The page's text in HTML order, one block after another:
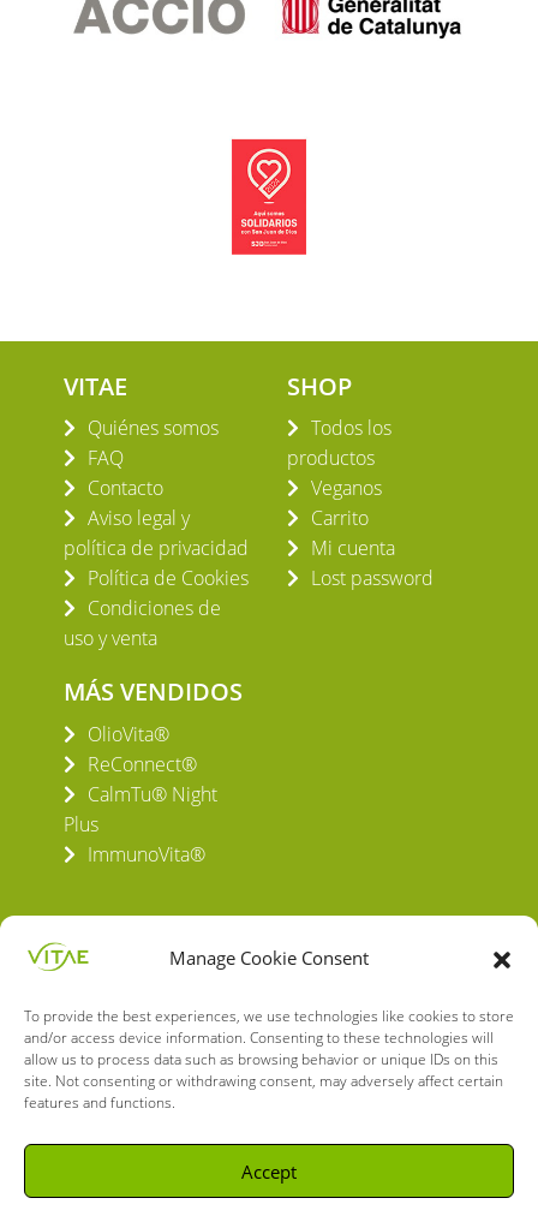
Manage Cookie Consent
To provide the best experiences, we use technologies like cookies to store
and/or access device information. Consenting to these technologies will
allow us to process data such as browsing behavior or unique IDs on this
site. Not consenting or withdrawing consent, may adversely affect certain
features and functions.
Accept
VITAE
Quiénes somos
FAQ
Contacto
Aviso legal y
política de privacidad
Política de Cookies
Condiciones de
uso y venta
SHOP
Todos los
productos
Veganos
Carrito
Mi cuenta
Lost password
MÁS VENDIDOS
OlioVita®
ReConnect®
CalmTu® Night
Plus
ImmunoVita®
VITAE HEALTH INNOVATION S.L.
C/ Verneda del Congost, 5
08160 Montmeló Barcelona (España)
Spanish